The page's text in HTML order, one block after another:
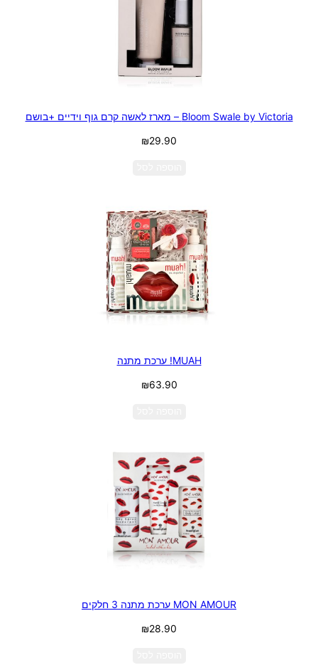
Bloom Swale by Victoria – מארז לאשה קרם גוף וידיים +בושם
₪29.90
MUAH! ערכת מתנה
₪63.90
MON AMOUR ערכת מתנה 3 חלקים
₪28.90